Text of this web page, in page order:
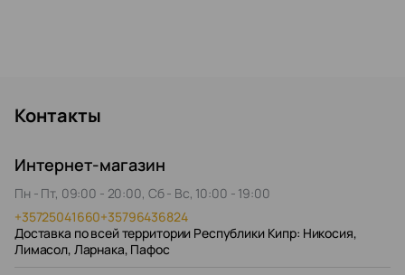
Контакты
Интернет-магазин
Пн - Пт, 09:00 - 20:00, Сб - Вс, 10:00 - 19:00
+35725041660+35796436824
Доставка по всей территории Республики Кипр: Никосия,
Лимасол, Ларнака, Пафос